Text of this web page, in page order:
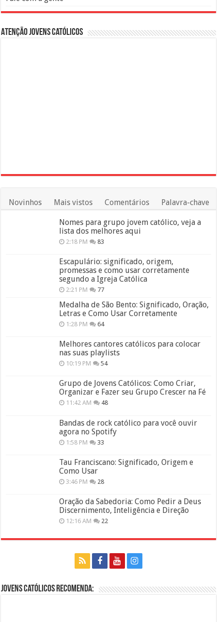
Atenção Jovens Católicos
Novinhos Mais vistos Comentários Palavra-chave
Nomes para grupo jovem católico, veja a
lista dos melhores aqui
2:18 PM 83
Escapulário: significado, origem,
promessas e como usar corretamente
segundo a Igreja Católica
2:21 PM 77
Medalha de São Bento: Significado, Oração,
Letras e Como Usar Corretamente
1:28 PM 64
Melhores cantores católicos para colocar
nas suas playlists
10:19 PM 54
Grupo de Jovens Católicos: Como Criar,
Organizar e Fazer seu Grupo Crescer na Fé
11:42 AM 48
Bandas de rock católico para você ouvir
agora no Spotify
1:58 PM 33
Tau Franciscano: Significado, Origem e
Como Usar
3:46 PM 28
Oração da Sabedoria: Como Pedir a Deus
Discernimento, Inteligência e Direção
12:16 AM 22
Jovens Católicos Recomenda: